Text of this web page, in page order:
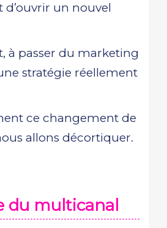
d’ouvrir un nouvel
à passer du marketing
stratégie réellement
ce changement de
allons décortiquer.
du multicanal